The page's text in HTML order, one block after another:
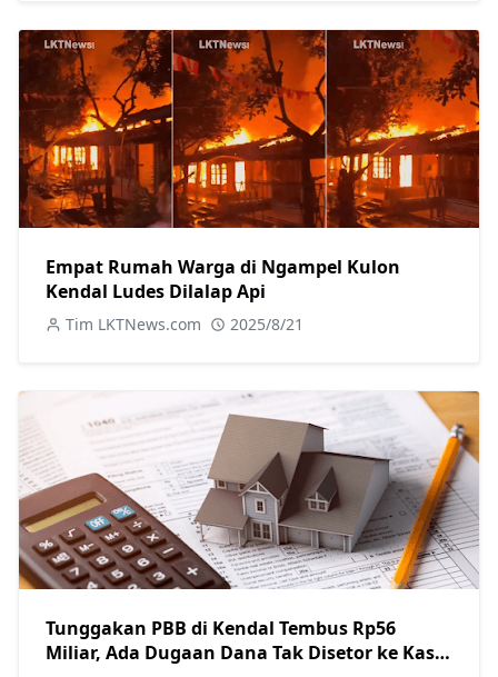
Empat Rumah Warga di Ngampel Kulon
Kendal Ludes Dilalap Api
Tim LKTNews.com 2025/8/21
Tunggakan PBB di Kendal Tembus Rp56
Miliar, Ada Dugaan Dana Tak Disetor ke Kas